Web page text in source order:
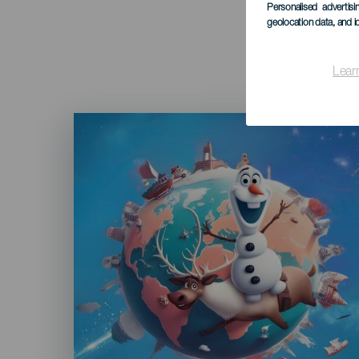
Personalised
geolocation data, and